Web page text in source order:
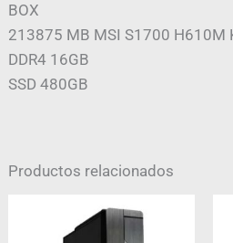
BOX
213875 MB MSI S1700 H610M
DDR4 16GB
SSD 480GB
Productos relacionados